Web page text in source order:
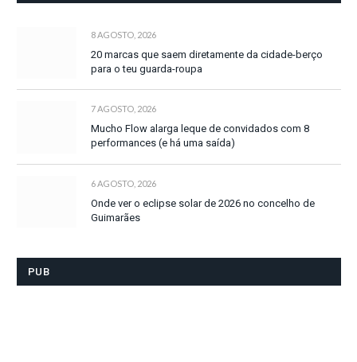
8 AGOSTO, 2026
20 marcas que saem diretamente da cidade-berço
para o teu guarda-roupa
7 AGOSTO, 2026
Mucho Flow alarga leque de convidados com 8
performances (e há uma saída)
6 AGOSTO, 2026
Onde ver o eclipse solar de 2026 no concelho de
Guimarães
PUB